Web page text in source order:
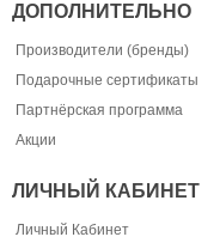
ДОПОЛНИТЕЛЬНО
Производители (бренды)
Подарочные сертификаты
Партнёрская программа
Акции
ЛИЧНЫЙ КАБИНЕТ
Личный Кабинет